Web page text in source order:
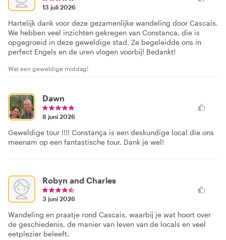
13 juli 2026
Hartelijk dank voor deze gezamenlijke wandeling door Cascais.
We hebben veel inzichten gekregen van Constanca, die is
opgegroeid in deze geweldige stad. Ze begeleidde ons in
perfect Engels en de uren vlogen voorbij! Bedankt!
Wat een geweldige middag!
Dawn
8 juni 2026
Geweldige tour !!!! Constança is een deskundige local die ons
meenam op een fantastische tour. Dank je wel!
Robyn and Charles
3 juni 2026
Wandeling en praatje rond Cascais, waarbij je wat hoort over
de geschiedenis, de manier van leven van de locals en veel
eetplezier beleeft.